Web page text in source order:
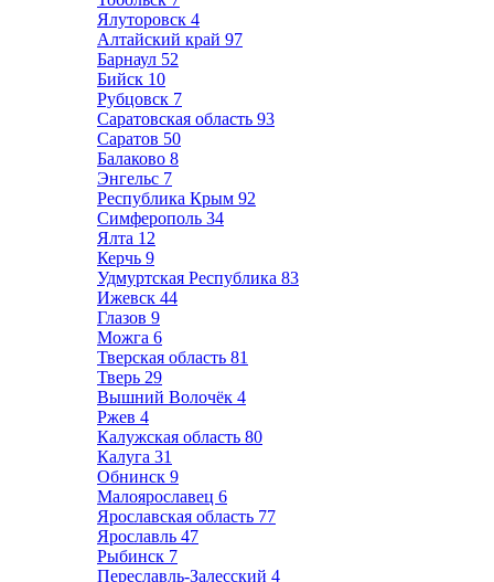
Ялуторовск 4
Алтайский край 97
Барнаул 52
Бийск 10
Рубцовск 7
Саратовская область 93
Саратов 50
Балаково 8
Энгельс 7
Республика Крым 92
Симферополь 34
Ялта 12
Керчь 9
Удмуртская Республика 83
Ижевск 44
Глазов 9
Можга 6
Тверская область 81
Тверь 29
Вышний Волочёк 4
Ржев 4
Калужская область 80
Калуга 31
Обнинск 9
Малоярославец 6
Ярославская область 77
Ярославль 47
Рыбинск 7
Переславль-Залесский 4